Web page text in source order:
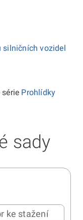
silničních vozidel
Prohlídky
sady
ke stažení